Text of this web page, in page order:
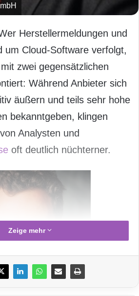
Herstellermeldungen und
um Cloud-Software verfolgt,
zwei gegensätzlichen
Während Anbieter sich
äußern und teils sehr hohe
bekanntgeben, klingen
Analysten und
oft deutlich nüchterner.
Zeige mehr